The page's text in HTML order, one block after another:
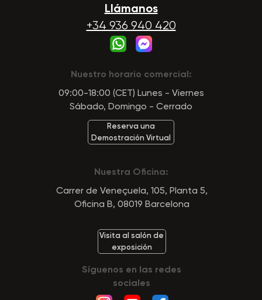
Llámanos
+34 936 940 420
Nuestro horario comercial:
09:00-18:00 (CET) Lunes - Viernes
Sábado, Domingo - Cerrado
Nuestra Oficina:
Carrer de Veneçuela, 105, Planta 5,
Oficina B, 08019 Barcelona
Reserva una
Demostración Virtual
Visita al salón de
exposición
Síguenos en las redes
sociales